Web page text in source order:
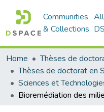
Communities
& Collections
Home
Thèses de